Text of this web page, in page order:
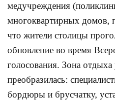
медучреждения
многоквартирных домов,
что жители столицы
обновление во время
голосования. Зона отдыха
преобразилась:
бордюры и брусчатку,